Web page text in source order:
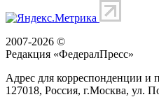
2007-2026 ©
Редакция «ФедералПресс»
Адрес для корреспонденции и
127018, Россия, г.Москва, ул.